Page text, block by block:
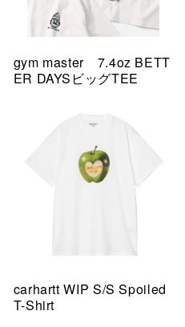
gym master 7.4oz BETT
ER DAYSビッグTEE
carhartt WIP S/S Spoiled
T-Shirt